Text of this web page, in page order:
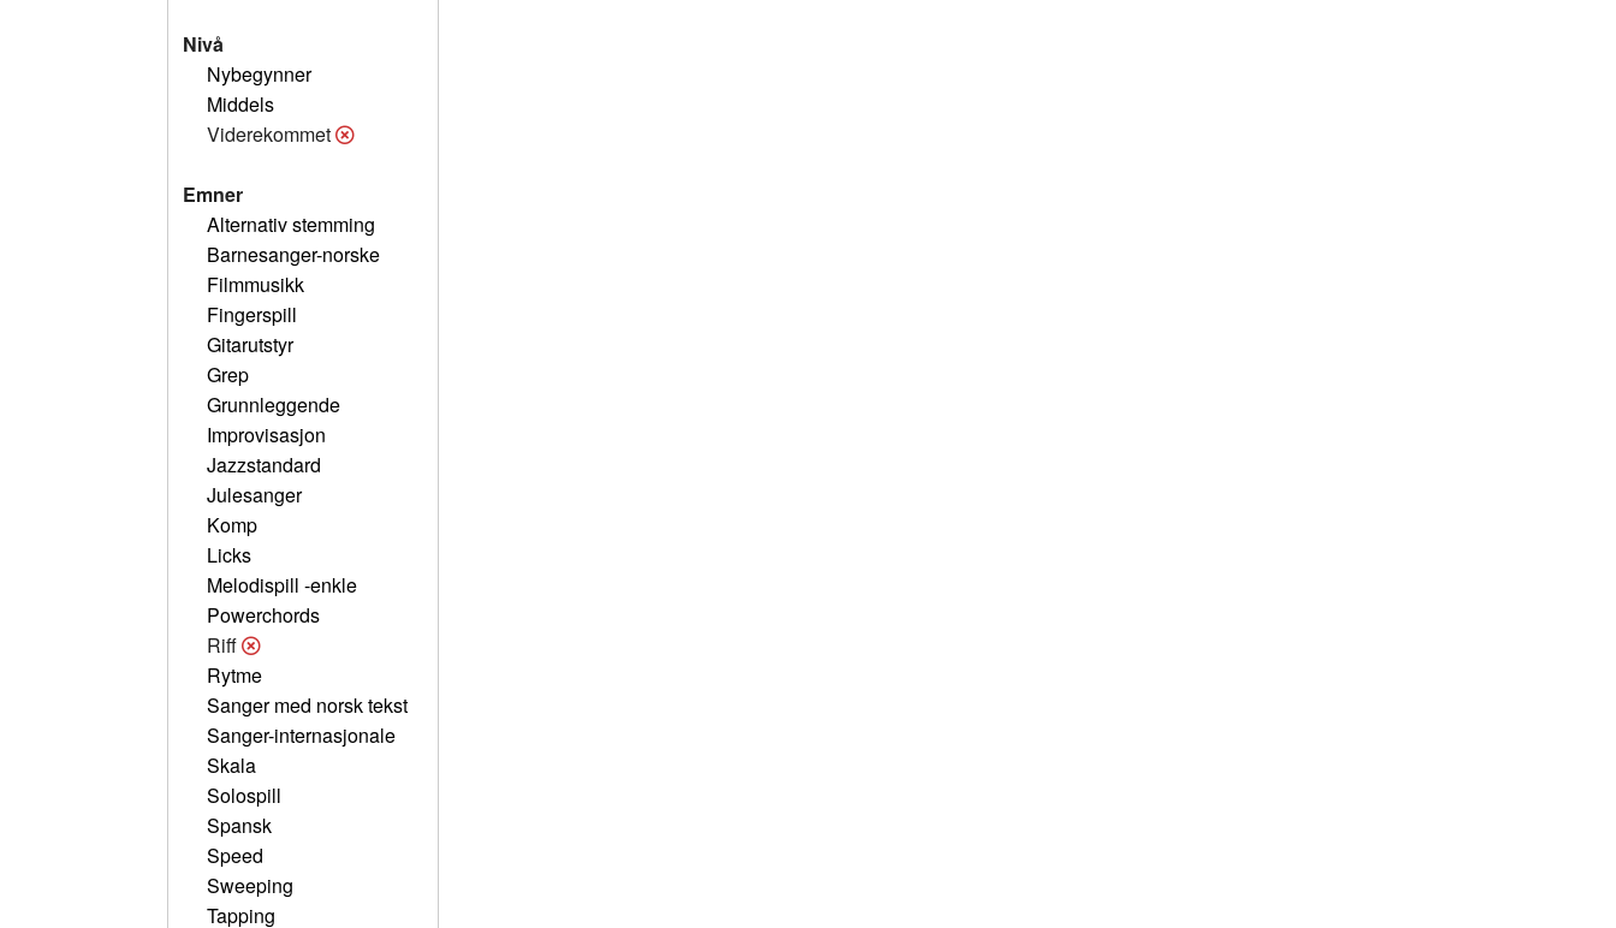
Nivå
Nybegynner
Middels
Viderekommet
Emner
Alternativ stemming
Barnesanger-norske
Filmmusikk
Fingerspill
Gitarutstyr
Grep
Grunnleggende
Improvisasjon
Jazzstandard
Julesanger
Komp
Licks
Melodispill -enkle
Powerchords
Riff
Rytme
Sanger med norsk tekst
Sanger-internasjonale
Skala
Solospill
Spansk
Speed
Sweeping
Tapping